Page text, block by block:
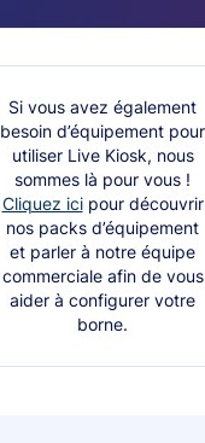
Si vous avez également
besoin d’équipement pour
utiliser Live Kiosk, nous
sommes là pour vous !
Cliquez icipour découvrir
nos packs d’équipement
et parler à notre équipe
commerciale afin de vous
aider à configurer votre
borne.